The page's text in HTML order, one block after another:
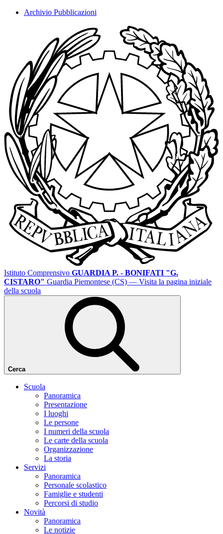
Archivio Pubblicazioni
Istituto Comprensivo GUARDIA P. - BONIFATI "G.
CISTARO" Guardia Piemontese (CS) — Visita la pagina iniziale
della scuola
Cerca
Scuola
Panoramica
Presentazione
I luoghi
Le persone
I numeri della scuola
Le carte della scuola
Organizzazione
La storia
Servizi
Panoramica
Personale scolastico
Famiglie e studenti
Percorsi di studio
Novità
Panoramica
Le notizie